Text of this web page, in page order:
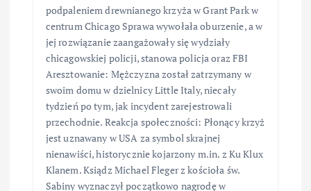
podpaleniem drewnianego krzyża w Grant Park w
centrum Chicago Sprawa wywołała oburzenie, a w
jej rozwiązanie zaangażowały się wydziały
chicagowskiej policji, stanowa policja oraz FBI
Aresztowanie: Mężczyzna został zatrzymany w
swoim domu w dzielnicy Little Italy, niecały
tydzień po tym, jak incydent zarejestrowali
przechodnie. Reakcja społeczności: Płonący krzyż
jest uznawany w USA za symbol skrajnej
nienawiści, historycznie kojarzony m.in. z Ku Klux
Klanem. Ksiądz Michael Fleger z kościoła św.
Sabiny wyznaczył początkowo nagrodę w